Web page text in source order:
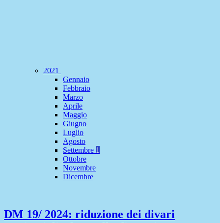
2021
Gennaio
Febbraio
Marzo
Aprile
Maggio
Giugno
Luglio
Agosto
Settembre 1
Ottobre
Novembre
Dicembre
DM 19/ 2024: riduzione dei divari